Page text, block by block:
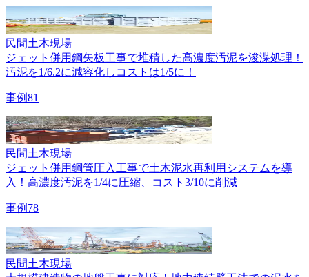
民間土木現場
ジェット併用鋼矢板工事で堆積した高濃度汚泥を浚渫処理！
汚泥を1/6.2に減容化しコストは1/5に！
事例81
民間土木現場
ジェット併用鋼管圧入工事で土木泥水再利用システムを導
入！高濃度汚泥を1/4に圧縮、コスト3/10に削減
事例78
民間土木現場